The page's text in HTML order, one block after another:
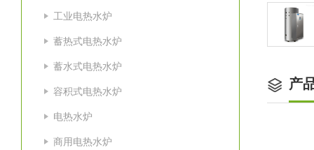
工业电热水炉
蓄热式电热水炉
蓄水式电热水炉
容积式电热水炉
电热水炉
商用电热水炉
产